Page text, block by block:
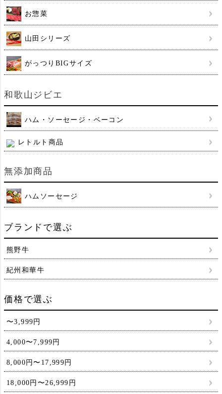
お惣菜
山田シリーズ
がっつりBIGサイズ
和歌山ジビエ
ハム・ソーセージ・ベーコン
レトルト商品
無添加商品
ハムソーセージ
ブランドで選ぶ
熊野牛
紀州和華牛
価格で選ぶ
〜3,999円
4,000〜7,999円
8,000円〜17,999円
18,000円〜26,999円